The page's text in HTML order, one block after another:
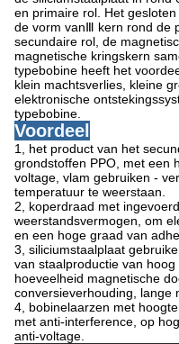
en primaire rol. Het
de vorm vanⅢ kern rond de
secundaire rol, de
magnetische kringskern
typebobine heeft het
klein machtsverlies, kleine
elektronische
typebobine.
Voordeel
1, het product van het
grondstoffen PPO, met een
voltage, vlam gebruiken -
temperatuur te weerstaan.
2, koperdraad met
weerstandsvermogen, om
en een hoge graad van
3, siliciumstaalplaat
van staalproductie van
hoeveelheid magnetische
conversieverhouding, lange
4, bobinelaarzen met
met anti-interference, op
anti-voltage.